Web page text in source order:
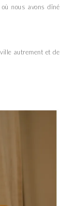
nous avons dîné
autrement et de